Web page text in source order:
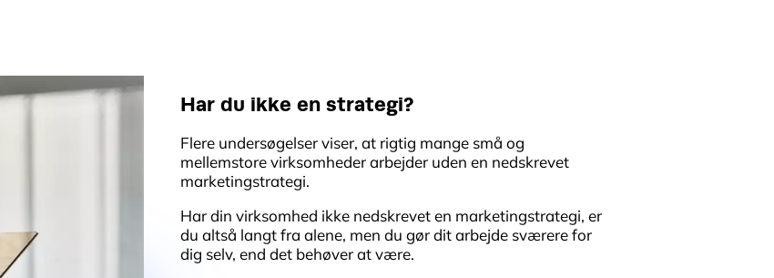
Har du ikke en strategi?
Flere undersøgelser viser, at rigtig mange små og
mellemstore virksomheder arbejder uden en nedskrevet
marketingstrategi.
Har din virksomhed ikke nedskrevet en marketingstrategi, er
du altså langt fra alene, men du gør dit arbejde sværere for
dig selv, end det behøver at være.